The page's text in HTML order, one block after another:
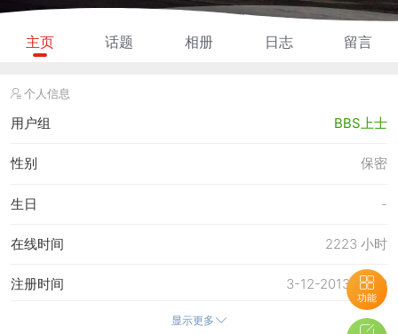
功能
主页 话题 相册 日志 留言
个人信息
用户组 BBS上士
保密
性别
-
生日
2223 小时
在线时间
3-12-2013 12:49
注册时间
25-7-2026 19:48
显示更多